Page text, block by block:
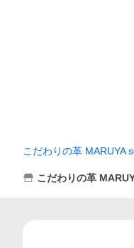
こだわりの革 MARUYA
こだわりの革